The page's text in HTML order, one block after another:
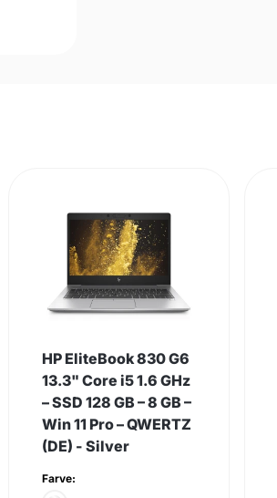
HP EliteBook 830 G6
13.3" Core i5 1.6 GHz
– SSD 128 GB – 8 GB –
Win 11 Pro – QWERTZ
(DE) - Silver
Farve: